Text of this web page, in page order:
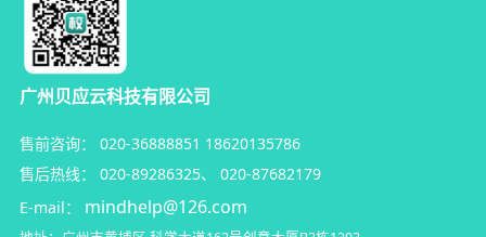
广州贝应云科技有限公司
售前咨询： 020-36888851 18620135786
售后热线：
020-89286325、 020-87682179
E-mail：
mindhelp@126.com